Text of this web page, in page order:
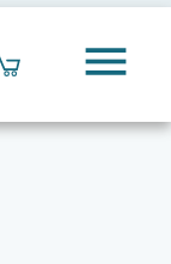
menu